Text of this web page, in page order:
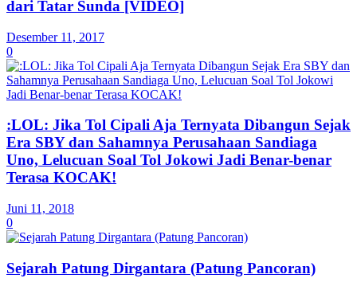
dari Tatar Sunda [VIDEO]
Desember 11, 2017
0
:LOL: Jika Tol Cipali Aja Ternyata Dibangun Sejak
Era SBY dan Sahamnya Perusahaan Sandiaga
Uno, Lelucuan Soal Tol Jokowi Jadi Benar-benar
Terasa KOCAK!
Juni 11, 2018
0
Sejarah Patung Dirgantara (Patung Pancoran)